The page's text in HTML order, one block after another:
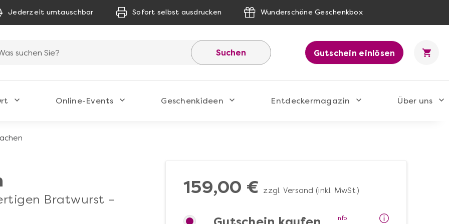
Jederzeit umtauschbar Sofort selbst ausdrucken Wunderschöne Geschenkbox
Suchen Gutschein einlösen
Online-Events Geschenkideen Entdeckermagazin Über uns
Bratwurst –
159,00 € zzgl. Versand (inkl. MwSt.)
Info